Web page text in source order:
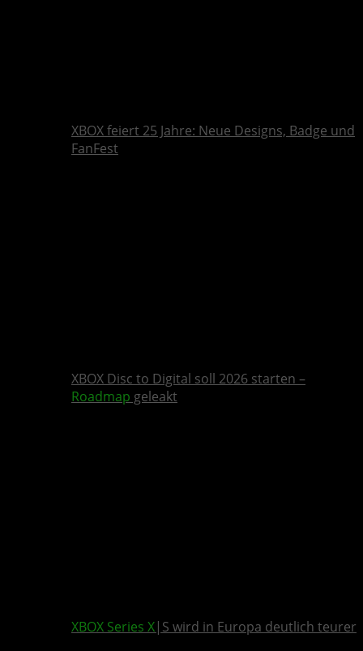
XBOX feiert 25 Jahre: Neue Designs, Badge und
FanFest
XBOX Disc to Digital soll 2026 starten –
Roadmap geleakt
XBOX Series X|S wird in Europa deutlich teurer